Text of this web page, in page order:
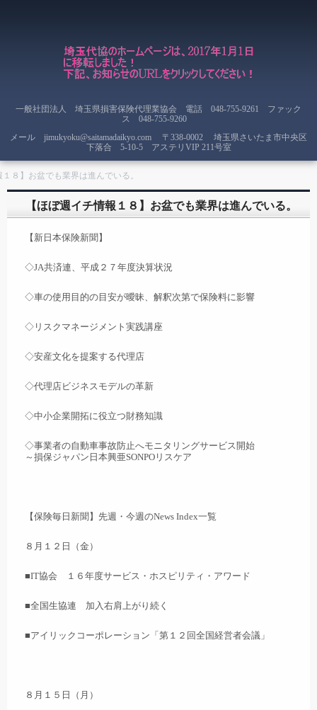
一般社団法人 埼玉県損害保険代理業協会 電話 048-755-9261 ファック
ス 048-755-9260
メール jimukyoku@saitamadaikyo.com 〒338-0002 埼玉県さいたま市中央区
下落合 5-10-5 アステリVIP 211号室
８】お盆でも業界は進んでいる。
【ほぼ週イチ情報１８】お盆でも業界は進んでいる。
【新日本保険新聞】
◇JA共済連、平成２７年度決算状況
◇車の使用目的の目安が曖昧、解釈次第で保険料に影響
◇リスクマネージメント実践講座
◇安産文化を提案する代理店
◇代理店ビジネスモデルの革新
◇中小企業開拓に役立つ財務知識
◇事業者の自動車事故防止へモニタリングサービス開始
～損保ジャパン日本興亜SONPOリスケア
【保険毎日新聞】先週・今週のNews Index一覧
８月１２日（金）
■IT協会 １６年度サービス・ホスピリティ・アワード
■全国生協連 加入右肩上がり続く
■アイリックコーポレーション「第１２回全国経営者会議」
８月１５日（月）